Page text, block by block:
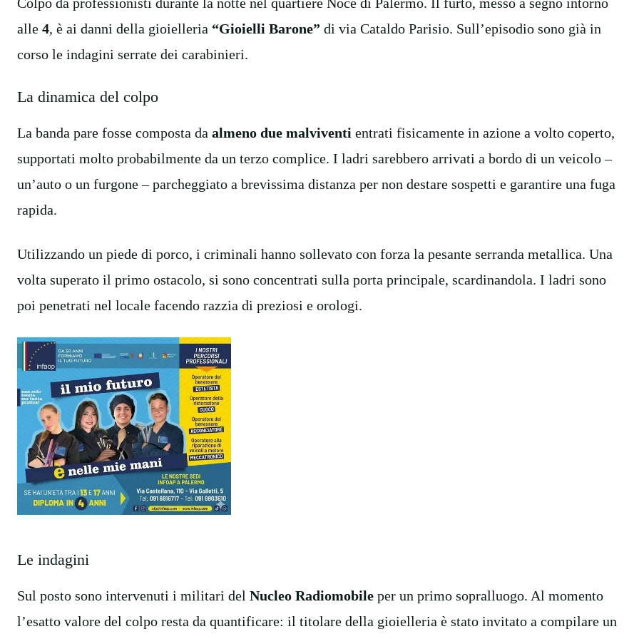
alle 4, è ai danni della gioielleria “Gioielli Barone” di via Cataldo Parisio. Sull’episodio sono già in
corso le indagini serrate dei carabinieri.
La dinamica del colpo
La banda pare fosse composta da almeno due malviventi entrati fisicamente in azione a volto coperto,
supportati molto probabilmente da un terzo complice. I ladri sarebbero arrivati a bordo di un veicolo –
un’auto o un furgone – parcheggiato a brevissima distanza per non destare sospetti e garantire una fuga
rapida.
Utilizzando un piede di porco, i criminali hanno sollevato con forza la pesante serranda metallica. Una
volta superato il primo ostacolo, si sono concentrati sulla porta principale, scardinandola. I ladri sono
poi penetrati nel locale facendo razzia di preziosi e orologi.
Le indagini
Sul posto sono intervenuti i militari del Nucleo Radiomobile per un primo sopralluogo. Al momento
l’esatto valore del colpo resta da quantificare: il titolare della gioielleria è stato invitato a compilare un